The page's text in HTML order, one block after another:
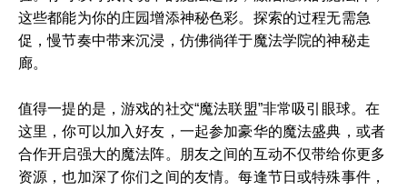
这些都能为你的庄园增添神秘色彩。探索的过程无需急
促，慢节奏中带来沉浸，仿佛徜徉于魔法学院的神秘走
廊。
值得一提的是，游戏的社交“魔法联盟”非常吸引眼球。在
这里，你可以加入好友，一起参加豪华的魔法盛典，或者
合作开启强大的魔法阵。朋友之间的互动不仅带给你更多
资源，也加深了你们之间的友情。每逢节日或特殊事件，